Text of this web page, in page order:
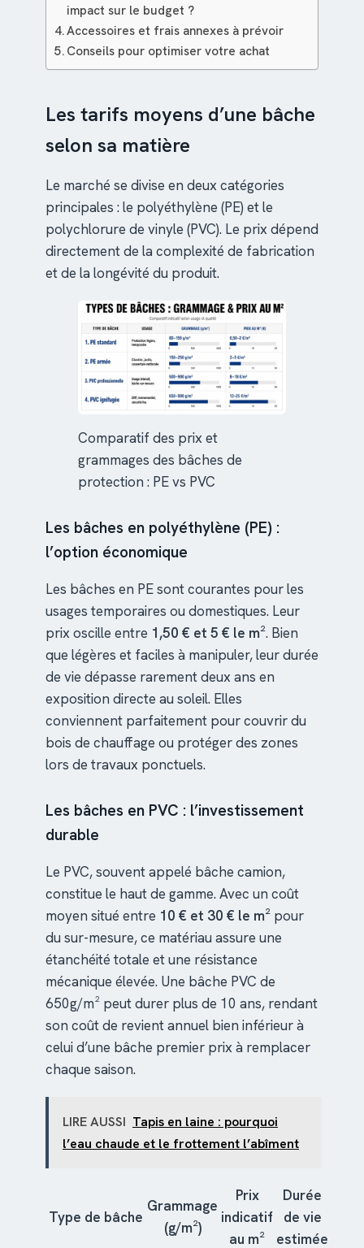
impact sur le budget ?
Accessoires et frais annexes à prévoir
Conseils pour optimiser votre achat
Les tarifs moyens d’une bâche
selon sa matière
Le marché se divise en deux catégories
principales : le polyéthylène (PE) et le
polychlorure de vinyle (PVC). Le prix dépend
directement de la complexité de fabrication
et de la longévité du produit.
Comparatif des prix et
grammages des bâches de
protection : PE vs PVC
Les bâches en polyéthylène (PE) :
l’option économique
Les bâches en PE sont courantes pour les
usages temporaires ou domestiques. Leur
prix oscille entre 1,50 € et 5 € le m². Bien
que légères et faciles à manipuler, leur durée
de vie dépasse rarement deux ans en
exposition directe au soleil. Elles
conviennent parfaitement pour couvrir du
bois de chauffage ou protéger des zones
lors de travaux ponctuels.
Les bâches en PVC : l’investissement
durable
Le PVC, souvent appelé bâche camion,
constitue le haut de gamme. Avec un coût
moyen situé entre 10 € et 30 € le m² pour
du sur-mesure, ce matériau assure une
étanchéité totale et une résistance
mécanique élevée. Une bâche PVC de
650g/m² peut durer plus de 10 ans, rendant
son coût de revient annuel bien inférieur à
celui d’une bâche premier prix à remplacer
chaque saison.
LIRE AUSSI Tapis en laine : pourquoi
l’eau chaude et le frottement l’abîment
Type de bâche
Grammage
(g/m²)
Prix
indicatif
au m²
Durée
de vie
estimée